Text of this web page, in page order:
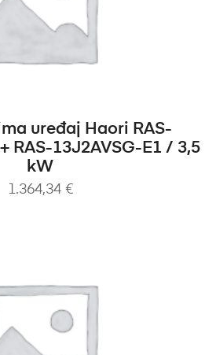
U KOŠARICU
uređaj Haori RAS-
RAS-13J2AVSG-E1 / 3,5
kW
1.364,34 €